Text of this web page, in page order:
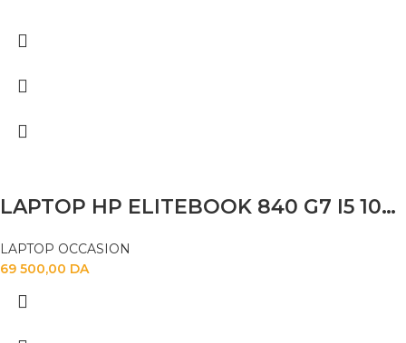
LAPTOP HP ELITEBOOK 840 G7 I5 10310U 16GB 256SSD 14″FHD TACTILE
LAPTOP OCCASION
69 500,00 DA